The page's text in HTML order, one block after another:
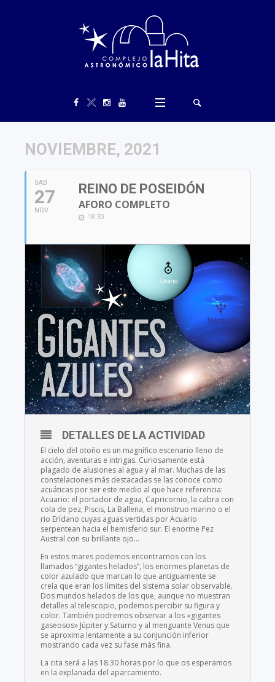
NOVIEMBRE, 2021
SAB
27
NOV
REINO DE POSEIDÓN
AFORO COMPLETO
18:30
DETALLES DE LA ACTIVIDAD
El cielo del otoño es un magnífico escenario lleno de
acción, aventuras e intrigas. Curiosamente está
plagado de alusiones al agua y al mar. Muchas de las
constelaciones más destacadas se las conoce como
acuáticas por ser este medio al que hace referencia:
Acuario: el portador de agua, Capricornio, la cabra con
cola de pez, Piscis, La Ballena, el monstruo marino o el
rio Erídano cuyas aguas vertidas por Acuario
serpentean hacia el hemisferio sur. El enorme Pez
Austral con su brillante ojo…
En estos mares podemos encontrarnos con los
llamados “gigantes helados”, los enormes planetas de
color azulado que marcan lo que antiguamente se
creía que eran los límites del sistema solar observable.
Dos mundos helados de los que, aunque no muestran
detalles al telescopio, podemos percibir su figura y
color. También podremos observar a los «gigantes
gaseosos» Júpiter y Saturno y al menguante Venus que
se aproxima lentamente a su conjunción inferior
mostrando cada vez su fase más fina.
La cita será a las 18:30 horas por lo que os esperamos
en la explanada del aparcamiento.